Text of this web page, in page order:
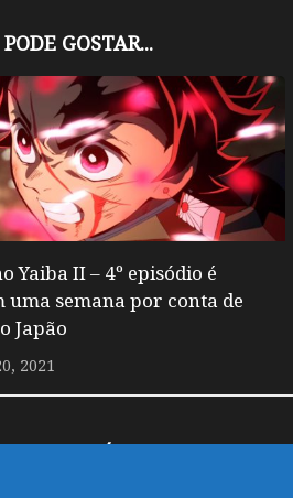
GOSTAR...
Yaiba II – 4º episódio é
uma semana por conta de
Japão
2021